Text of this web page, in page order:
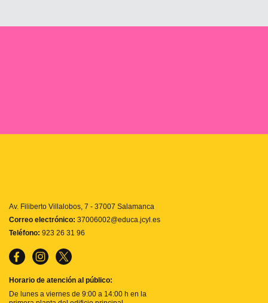
Av. Filiberto Villalobos, 7 - 37007 Salamanca
Correo electrónico: 37006002@educa.jcyl.es
Teléfono: 923 26 31 96
Horario de atención al público:
De lunes a viernes de 9:00 a 14:00 h en la